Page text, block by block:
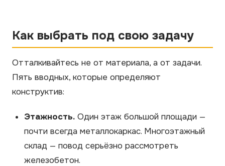
Как выбрать под свою задачу
Отталкивайтесь не от материала, а от задачи.
Пять вводных, которые определяют
конструктив:
Этажность.Один этаж большой площади —
почти всегда металлокаркас. Многоэтажный
склад — повод серьёзно рассмотреть
железобетон.